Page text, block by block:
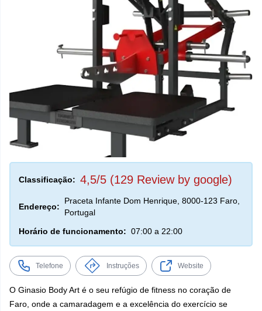
Pastelarias
Bares De Vinho
Pizzarias
Bares
Brunches
Cafés
Classificação: 4,5/5 (129 Review by google)
Endereço:
Praceta Infante Dom Henrique, 8000-123 Faro,
Portugal
Horário de funcionamento: 07:00 a 22:00
Telefone Instruções Website
O Ginasio Body Art é o seu refúgio de fitness no coração de
Faro, onde a camaradagem e a excelência do exercício se